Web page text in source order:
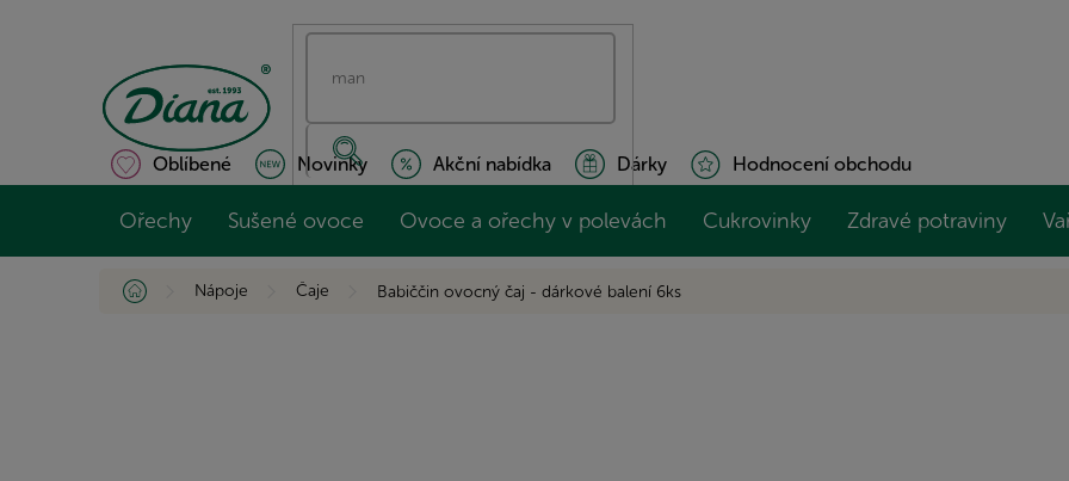
Oblíbené Novinky Akční nabídka Dárky Hodnocení obchodu
Ořechy Sušené ovoce Ovoce a ořechy v polevách Cukrovinky Zdravé potraviny
Domů Nápoje Čaje Babiččin ovocný čaj - dárkové balení 6ks